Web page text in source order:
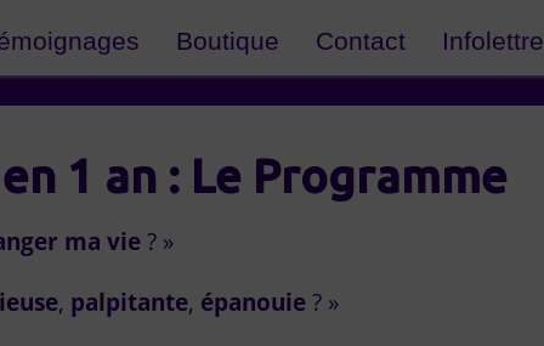
Boutique Contact Infolettre
1 an : Le Programme
ma vie? »
, palpitante, épanouie? »